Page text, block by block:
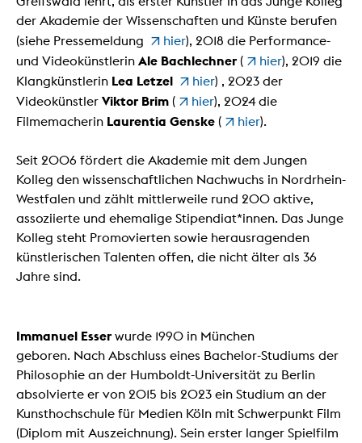
der Akademie der Wissenschaften und Künste berufen
(siehe Pressemeldung
hier), 2018 die Performance-
und Videokünstlerin Ale Bachlechner ( hier), 2019 die
Klangkünstlerin Lea Letzel hier) , 2023 der
Videokünstler Viktor Brim ( hier), 2024 die
Filmemacherin Laurentia Genske ( hier).
Seit 2006 fördert die Akademie mit dem Jungen
Kolleg den wissenschaftlichen Nachwuchs in Nordrhein-
Westfalen und zählt mittlerweile rund 200 aktive,
assoziierte und ehemalige Stipendiat*innen. Das Junge
Kolleg steht Promovierten sowie herausragenden
künstlerischen Talenten offen, die nicht älter als 36
Jahre sind.
Immanuel Esser wurde 1990 in München
geboren. Nach Abschluss eines Bachelor-Studiums der
Philosophie an der Humboldt-Universität zu Berlin
absolvierte er von 2015 bis 2023 ein Studium an der
Kunsthochschule für Medien Köln mit Schwerpunkt Film
(Diplom mit Auszeichnung). Sein erster langer Spielfilm